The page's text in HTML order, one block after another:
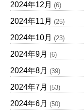
2024年12月 (6)
2024年11月 (25)
2024年10月 (23)
2024年9月 (6)
2024年8月 (39)
2024年7月 (53)
2024年6月 (50)